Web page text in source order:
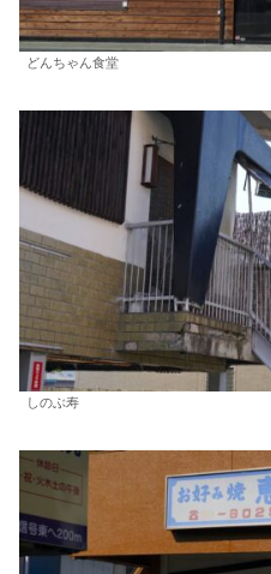
どんちゃん食堂
しのぶ寿